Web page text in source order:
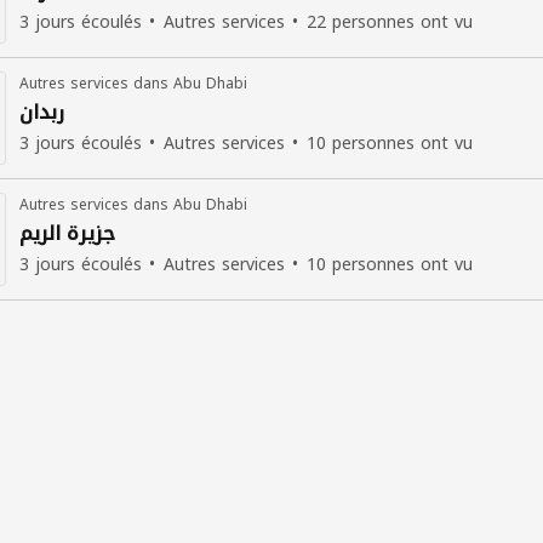
3 jours écoulés Autres services 22 personnes ont vu
Autres services dans Abu Dhabi
ربدان
3 jours écoulés Autres services 10 personnes ont vu
Autres services dans Abu Dhabi
جزيرة الريم
3 jours écoulés Autres services 10 personnes ont vu